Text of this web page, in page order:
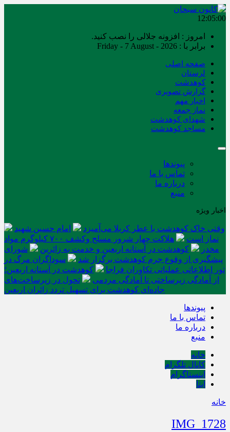
12:05:00
امروز : افزونه جلالی را نصب کنید.
برابر با : Friday - 7 August - 2026
صفحه اصلی
لرستان
کوهدشت
گزارش تصویری
اخبار مهم
نماز جمعه
شهدای کوهدشت
مساجد کوهدشت
پیوندها
تماس با ما
درباره ما
منبع
اخبار ویژه
وقتی خاک کوهدشت با عطر کربلا می‌آمیزد
امام حسین شهید
نماز است
هلاکت چهار شرور مسلح وکشف ۷۰۰ کیلوگرم مواد
مخدر
کوهدشت در آستانه اربعین و خدمت‌ به زائرین
شورای
پیشگیری از وقوع جرم کوهدشت برگزار شد
سوداگران مرگ در
تور اطلاعاتی عملیاتی تکاوران فراجا
کوهدشت در آستانه اربعین؛
از آمادگی زیرساختی تا آمادگی مردمی
تحول در زیرساخت‌های
جاده‌ای کوهدشت برای تسهیل تردد زائران اربعین
پیوندها
تماس با ما
درباره ما
منبع
خانه
کانال تلگرام
اینستاگرام
ایتا
خانه
IMG_1728